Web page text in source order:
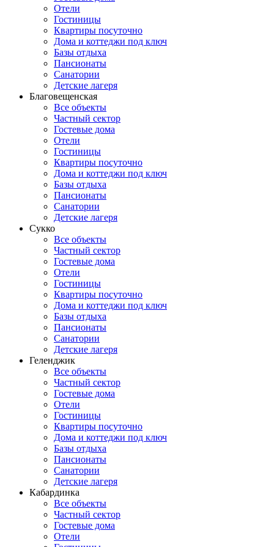
Отели
Гостиницы
Квартиры посуточно
Дома и коттеджи под ключ
Базы отдыха
Пансионаты
Санатории
Детские лагеря
Благовещенская
Все объекты
Частный сектор
Гостевые дома
Отели
Гостиницы
Квартиры посуточно
Дома и коттеджи под ключ
Базы отдыха
Пансионаты
Санатории
Детские лагеря
Сукко
Все объекты
Частный сектор
Гостевые дома
Отели
Гостиницы
Квартиры посуточно
Дома и коттеджи под ключ
Базы отдыха
Пансионаты
Санатории
Детские лагеря
Геленджик
Все объекты
Частный сектор
Гостевые дома
Отели
Гостиницы
Квартиры посуточно
Дома и коттеджи под ключ
Базы отдыха
Пансионаты
Санатории
Детские лагеря
Кабардинка
Все объекты
Частный сектор
Гостевые дома
Отели